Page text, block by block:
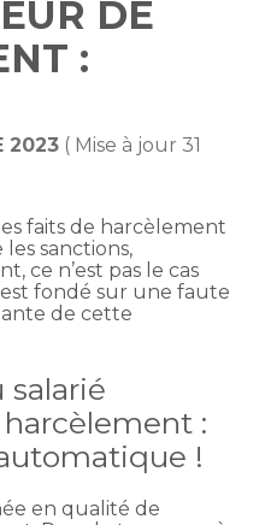
DE
:
2023 ( Mise à jour 31
faits de harcèlement
sanctions,
ce n’est pas le cas
fondé sur une faute
de cette
:
!
en qualité de